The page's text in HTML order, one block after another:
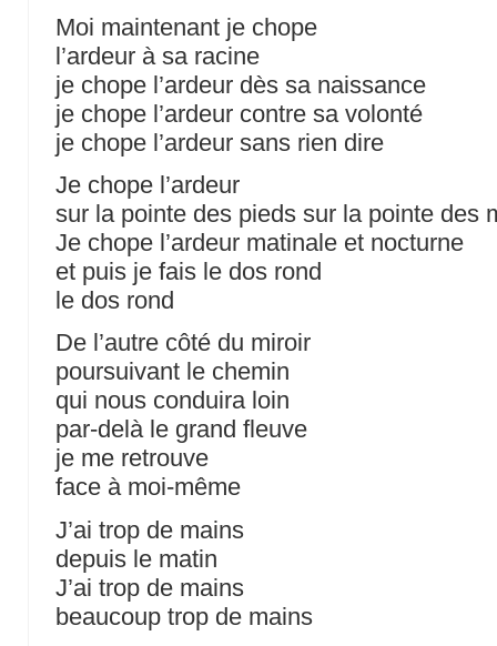
Moi maintenant je chope
l’ardeur à sa racine
je chope l’ardeur dès sa naissance
je chope l’ardeur contre sa volonté
je chope l’ardeur sans rien dire
Je chope l’ardeur
sur la pointe des pieds sur la pointe des
Je chope l’ardeur matinale et nocturne
et puis je fais le dos rond
le dos rond
De l’autre côté du miroir
poursuivant le chemin
qui nous conduira loin
par-delà le grand fleuve
je me retrouve
face à moi-même
J’ai trop de mains
depuis le matin
J’ai trop de mains
beaucoup trop de mains